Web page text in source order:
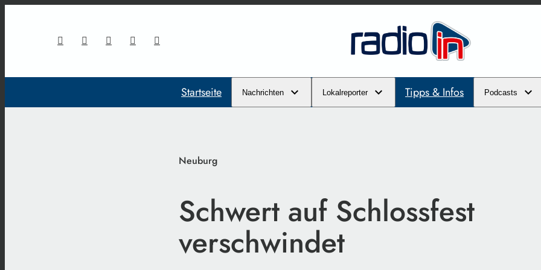
Startseite Nachrichten Lokalreporter Tipps & Infos Podcasts
Neuburg
Schwert auf Schlossfest
verschwindet